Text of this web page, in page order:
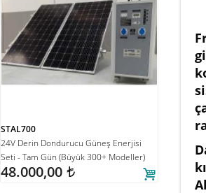
STAL700
24V Derin Dondurucu Güneş Enerjisi
Seti - Tam Gün (Büyük 300+ Modeller)
48.000,00 t
MIL_FRC10
Güneş